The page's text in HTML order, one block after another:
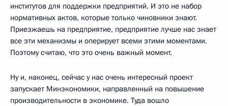
институтов для поддержки предприятий. И это не набор
нормативных актов, которые только чиновники знают.
Приезжаешь на предприятие, предприятие лучше нас знает
все эти механизмы и оперирует всеми этими моментами.
Поэтому считаю, что это очень важный момент.
Ну и, наконец, сейчас у нас очень интересный проект
запускает Минэкономики, направленный на повышение
производительности в экономике. Туда вошло